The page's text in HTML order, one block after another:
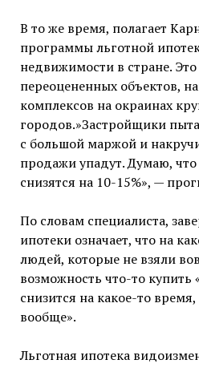
В то же время, полагает
программы льготной
недвижимости в стране. Это
переоцененных объектов,
комплексов на окраинах
городов.»Застройщики
с большой маржой и
продажи упадут. Думаю,
снизятся на 10-15%», —
По словам специалиста,
ипотеки означает, что на
людей, которые не взяли
возможность что-то купить
снизится на какое-то
вообще».
Льготная ипотека